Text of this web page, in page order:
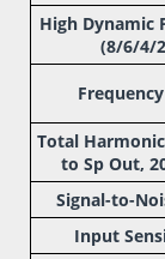
High Dynamic
(8/6/4/
Total
to Sp Out,
Signal-to-
Input